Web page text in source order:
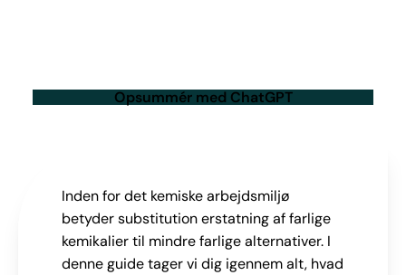
Opsummér med ChatGPT
Inden for det kemiske arbejdsmiljø
betyder substitution erstatning af farlige
kemikalier til mindre farlige alternativer. I
denne guide tager vi dig igennem alt, hvad